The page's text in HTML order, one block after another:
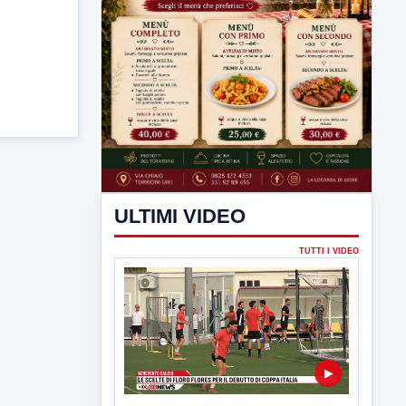
ULTIMI VIDEO
TUTTI I VIDEO
▶
7 AGOSTO 2026 SPORT BENEVENTO
Benevento Calcio: Le scelte di
Floro Flores per il debutto di Coppa
Italia
Il Benevento è pronto al debutto di Coppa
Italia. Scelte...